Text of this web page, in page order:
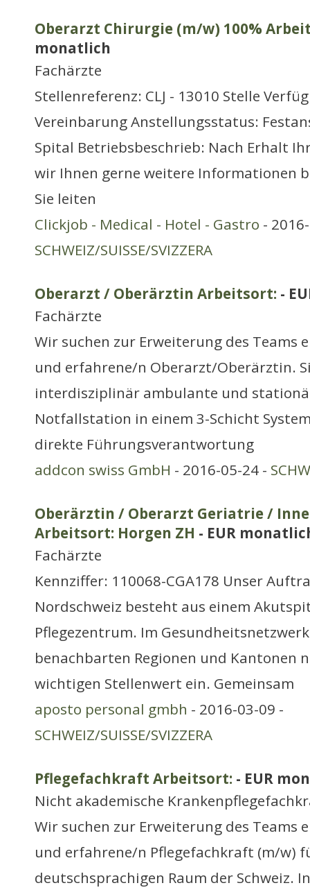
Oberarzt Chirurgie (m/w) 100%
monatlich
Fachärzte
Stellenreferenz: CLJ - 13010 Stelle
Vereinbarung Anstellungsstatus:
Spital Betriebsbeschrieb: Nach Erhalt
wir Ihnen gerne weitere Informationen
Sie leiten
Clickjob - Medical - Hotel - Gastro -
SCHWEIZ/SUISSE/SVIZZERA
Oberarzt / Oberärztin Arbeitsort: -
Fachärzte
Wir suchen zur Erweiterung des Teams
und erfahrene/n Oberarzt/Oberärztin.
interdisziplinär ambulante und
Notfallstation in einem 3-Schicht
direkte Führungsverantwortung
addcon swiss GmbH - 2016-05-24 -
Oberärztin / Oberarzt Geriatrie /
Arbeitsort: Horgen ZH - EUR
Fachärzte
Kennziffer: 110068-CGA178 Unser
Nordschweiz besteht aus einem
Pflegezentrum. Im
benachbarten Regionen und Kantonen
wichtigen Stellenwert ein. Gemeinsam
aposto personal gmbh - 2016-03-09 -
SCHWEIZ/SUISSE/SVIZZERA
Pflegefachkraft Arbeitsort: - EUR
Nicht akademische
Wir suchen zur Erweiterung des Teams
und erfahrene/n Pflegefachkraft (m/w)
deutschsprachigen Raum der Schweiz.